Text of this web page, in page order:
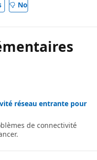
No
réseau entrante pour
de connectivité